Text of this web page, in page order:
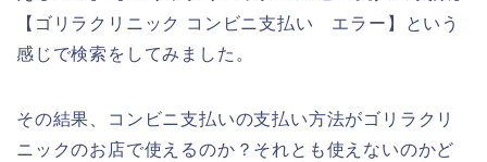
【ゴリラクリニック コンビニ支払い エラー】という
感じで検索をしてみました。
その結果、コンビニ支払いの支払い方法がゴリラクリ
ニックのお店で使えるのか？それとも使えないのかど